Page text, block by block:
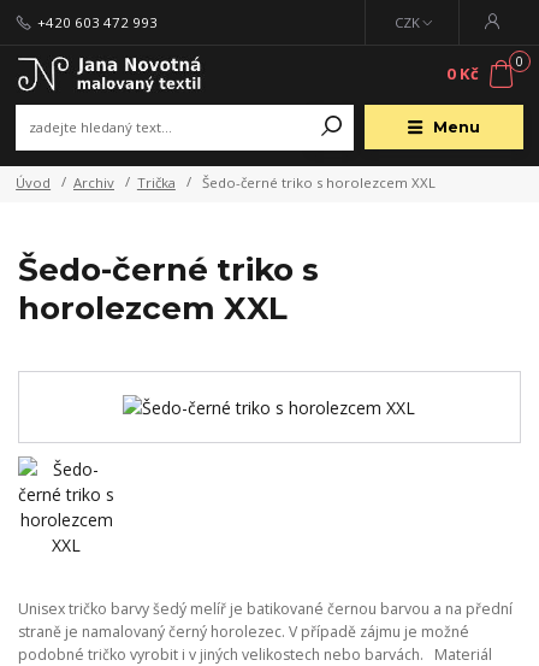
Menu
CZK
+420 603 472 993
0
0 Kč
Úvod Archiv Trička Šedo-černé triko s horolezcem XXL
Šedo-černé triko s
horolezcem XXL
Unisex tričko barvy šedý melíř je batikované černou barvou a na přední
straně je namalovaný černý horolezec. V případě zájmu je možné
podobné tričko vyrobit i v jiných velikostech nebo barvách. Materiál